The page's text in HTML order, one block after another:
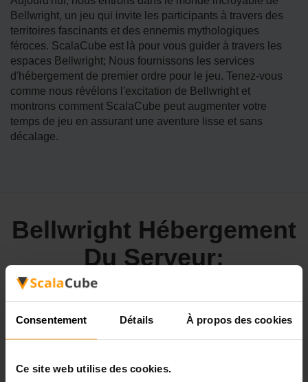
Consentement Détails À propos des cookies
Ce site web utilise des cookies.
Bellwright, un jeu qui invite les participants à travers des
territoires fascinants et des ennemis mythologiques
féroces. ScalaCube est là pour vous guider à travers les
espaces Bellwright; Nous fournissons les services
d'hébergement de premier ordre pour le jeu. Tenez-vous
comme nous révélons l'excitation de Bellwright et
montrons comment ScalaCube peut augmenter votre
temps de jeu en assurant une aventure lisse et sans
décalage.
Bellwright Hébergement
Du Serveur:
La saisie du monde captivant de Bellwright exige une base
les bases d'une aventure immersive et sans décalage dans